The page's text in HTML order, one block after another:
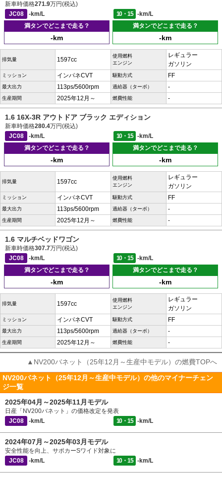
新車時価格271.9万円(税込)
JC08
-km/L 10・15
-km/L
満タンでどこまで走る？
-km
満タンでどこまで走る？
-km
排気量 1597cc
使用燃料
エンジン
レギュラー
ガソリン
ミッション インパネCVT 駆動方式 FF
最大出力 113ps/5600rpm 過給器（ターボ） -
生産期間 2025年12月～ 燃費性能 -
1.6 16X-3R アウトドア ブラック エディション
新車時価格280.4万円(税込)
JC08
-km/L 10・15
-km/L
満タンでどこまで走る？
-km
満タンでどこまで走る？
-km
排気量 1597cc
使用燃料
エンジン
レギュラー
ガソリン
ミッション インパネCVT 駆動方式 FF
最大出力 113ps/5600rpm 過給器（ターボ） -
生産期間 2025年12月～ 燃費性能 -
1.6 マルチベッドワゴン
新車時価格307.7万円(税込)
JC08
-km/L 10・15
-km/L
満タンでどこまで走る？
-km
満タンでどこまで走る？
-km
排気量 1597cc
使用燃料
エンジン
レギュラー
ガソリン
ミッション インパネCVT 駆動方式 FF
最大出力 113ps/5600rpm 過給器（ターボ） -
生産期間 2025年12月～ 燃費性能 -
▲NV200バネット（25年12月～生産中モデル）の燃費TOPへ
NV200バネット（25年12月～生産中モデル）の他のマイナーチェン
ジ一覧
2025年04月～2025年11月モデル
日産「NV200バネット」の価格改定を発表
JC08
-km/L 10・15 -km/L
2024年07月～2025年03月モデル
安全性能を向上、サポカーSワイド対象に
JC08
-km/L 10・15 -km/L